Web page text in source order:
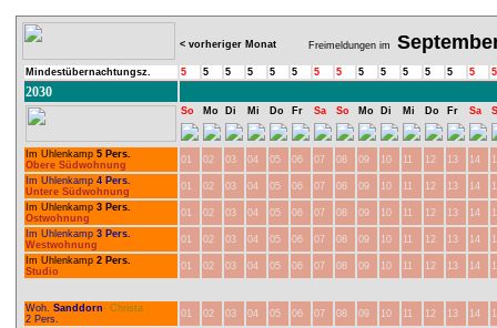
< vorheriger Monat Freimeldungen im
Mindestübernachtungsz. 5 5 5 5 5 5 5 5 5 5 5 5 5 5 5
2030
So Mo Di Mi Do Fr Sa So Mo Di Mi Do Fr Sa
Im Uhlenkamp 5 Pers.
Obere Südwohnung
01 02 03 04 05 06 07 08 09 10 11 12 13 14
Im Uhlenkamp 4 Pers.
Untere Südwohnung
01 02 03 04 05 06 07 08 09 10 11 12 13 14
Im Uhlenkamp 3 Pers.
Ostwohnung
01 02 03 04 05 06 07 08 09 10 11 12 13 14
Im Uhlenkamp 3 Pers.
Westwohnung
01 02 03 04 05 06 07 08 09 10 11 12 13 14
Im Uhlenkamp 2 Pers.
Studio
01 02 03 04 05 06 07 08 09 10 11 12 13 14
Woh. Sanddorn- Christa
2 Pers.
01 02 03 04 05 06 07 08 09 10 11 12 13 14